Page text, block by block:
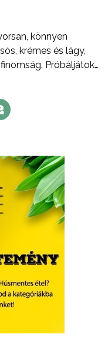
könnyen
krémes és lágy,
Próbáljátok